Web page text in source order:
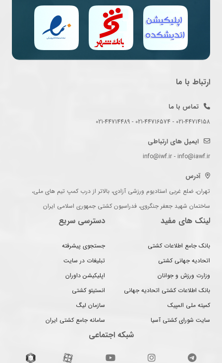
ارتباط با ما
تماس با ما
021-44714158 - 021-44716574 - 021-44714489
ایمیل های ارتباطی
info@iwf.ir - info@iawf.ir
آدرس
تهران، ضلع غربی استادیوم ورزشی آزادی، بالاتر از درب کمپ تیم های ملی،
ساختمان شهید جعفر جنگروی، فدراسیون کشتی جمهوری اسلامی ایران
لینک های مفید
بانک جامع اطلاعات کشتی
اتحادیه جهانی کشتی
وزارت ورزش و جوانان
بانک اطلاعات کشتی اتحادیه جهانی
کمیته ملی المپیک
سایت شورای کشتی آسیا
دسترسی سریع
جستجوی پیشرفته
تبلیغات در سایت
اپلیکیشن داوران
انستیتو کشتی
سازمان لیگ
سامانه جامع کشتی ایران
شبکه اجتماعی